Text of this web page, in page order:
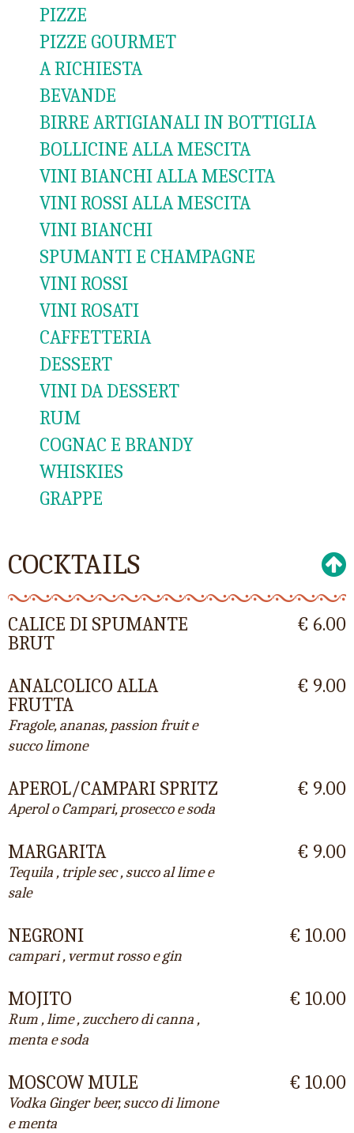
PIZZE
PIZZE GOURMET
A RICHIESTA
BEVANDE
BIRRE ARTIGIANALI IN BOTTIGLIA
BOLLICINE ALLA MESCITA
VINI BIANCHI ALLA MESCITA
VINI ROSSI ALLA MESCITA
VINI BIANCHI
SPUMANTI E CHAMPAGNE
VINI ROSSI
VINI ROSATI
CAFFETTERIA
DESSERT
VINI DA DESSERT
RUM
COGNAC E BRANDY
WHISKIES
GRAPPE
COCKTAILS
CALICE DI SPUMANTE
BRUT
€ 6.00
ANALCOLICO ALLA
FRUTTA
Fragole, ananas, passion fruit e
succo limone
€ 9.00
APEROL/CAMPARI SPRITZ
Aperol o Campari, prosecco e soda
€ 9.00
MARGARITA
Tequila , triple sec , succo al lime e
sale
€ 9.00
NEGRONI
campari , vermut rosso e gin
€ 10.00
MOJITO
Rum , lime , zucchero di canna ,
menta e soda
€ 10.00
MOSCOW MULE
Vodka Ginger beer, succo di limone
e menta
€ 10.00